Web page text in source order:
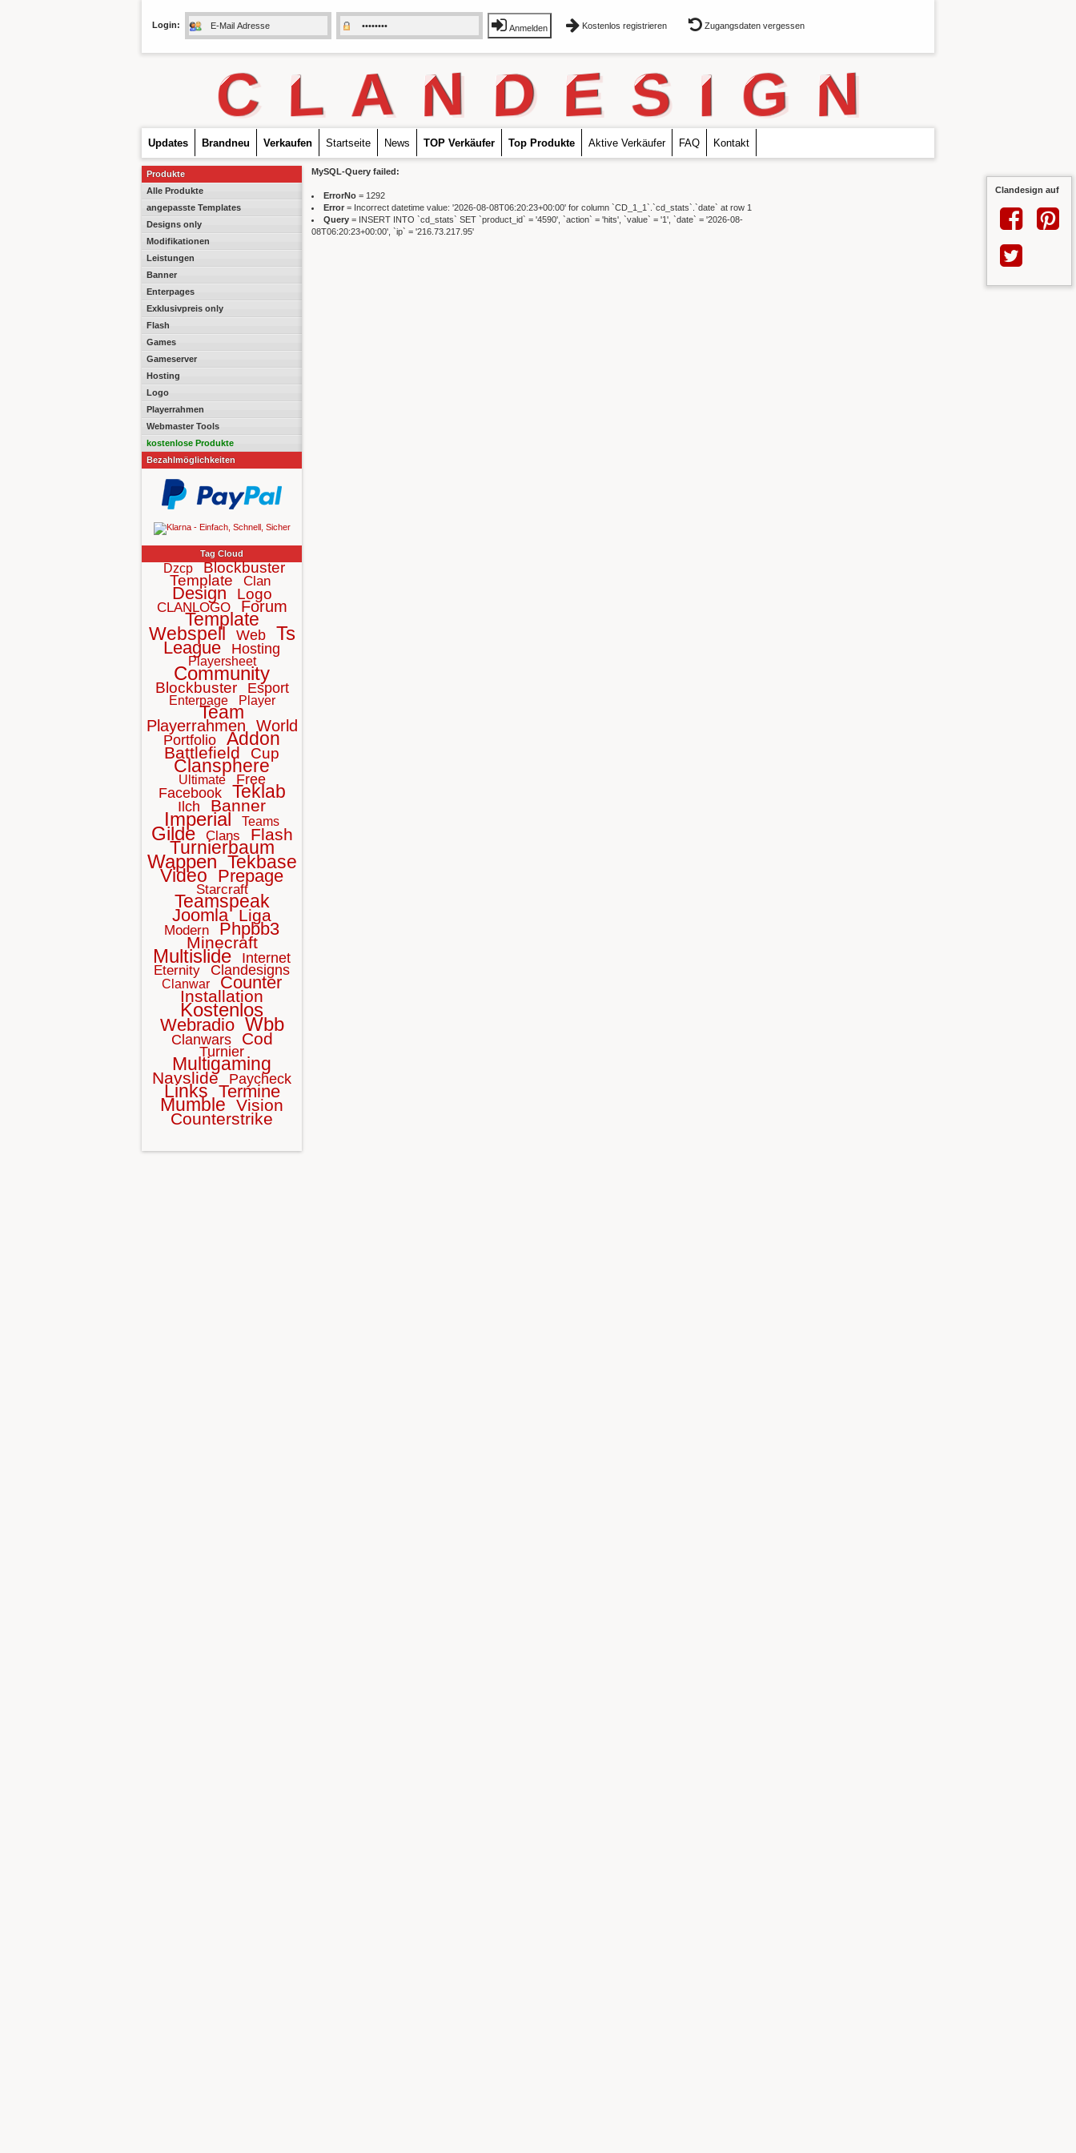
Clandesign auf
Login: Anmelden Kostenlos registrieren Zugangsdaten vergessen
C L A N D E S I G N
Updates Brandneu Verkaufen Startseite News TOP Verkäufer Top Produkte Aktive Verkäufer FAQ Kontakt
Produkte
Alle Produkte
angepasste Templates
Designs only
Modifikationen
Leistungen
Banner
Enterpages
Exklusivpreis only
Flash
Games
Gameserver
Hosting
Logo
Playerrahmen
Webmaster Tools
kostenlose Produkte
Bezahlmöglichkeiten
Tag Cloud
Dzcp Blockbuster
Template Clan
Design Logo
CLANLOGO Forum
Template
Webspell Web Ts
League Hosting
Playersheet
Community
Blockbuster Esport
Enterpage Player
Team
Playerrahmen World
Portfolio Addon
Battlefield Cup
Clansphere
Ultimate
Free
Facebook
Teklab
Ilch Banner
Imperial Teams
Gilde Clans Flash
Turnierbaum
Wappen Tekbase
Video Prepage
Starcraft
Teamspeak
Joomla Liga
Modern Phpbb3
Minecraft
Multislide Internet
Eternity Clandesigns
Clanwar Counter
Installation
Kostenlos
Webradio Wbb
Clanwars Cod
Turnier
Multigaming
Navslide Paycheck
Links Termine
Mumble Vision
Counterstrike
MySQL-Query failed:
ErrorNo = 1292
Error = Incorrect datetime value: '2026-08-08T06:20:23+00:00' for column `CD_1_1`.`cd_stats`.`date` at row 1
Query = INSERT INTO `cd_stats` SET `product_id` = '4590', `action` = 'hits', `value` = '1', `date` = '2026-08-
08T06:20:23+00:00', `ip` = '216.73.217.95'